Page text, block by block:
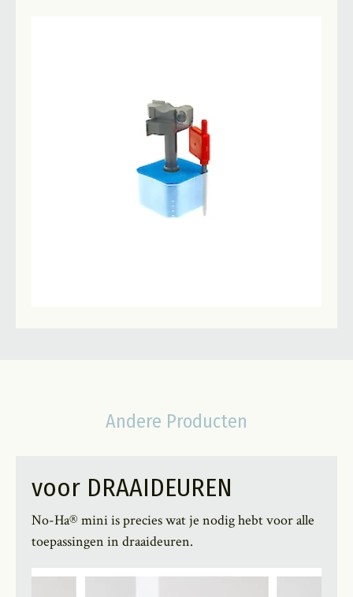
Andere Producten
voor DRAAIDEUREN
No-Ha® mini is precies wat je nodig hebt voor alle
toepassingen in draaideuren.